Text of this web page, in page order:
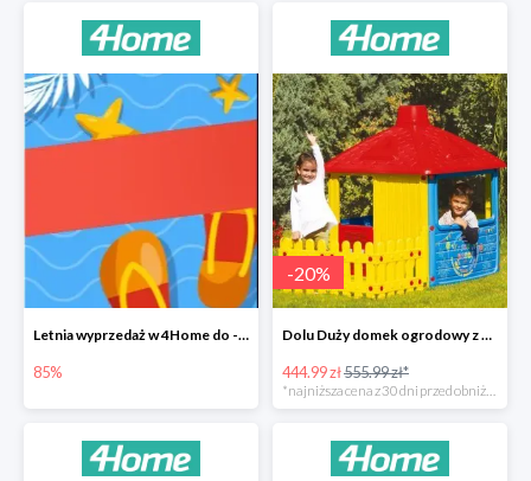
Letnia wyprzedaż w 4Home do -85%
85%
-20%
Dolu Duży domek ogrodowy z płotem -20%
444.99 zł555.99 zł*